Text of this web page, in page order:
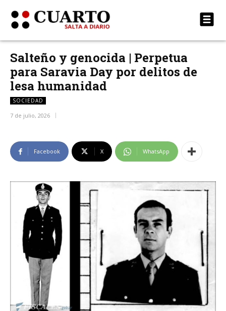
Salteño y genocida | Perpetua
para Saravia Day por delitos de
lesa humanidad
SOCIEDAD
7 de julio, 2026
Facebook X WhatsApp